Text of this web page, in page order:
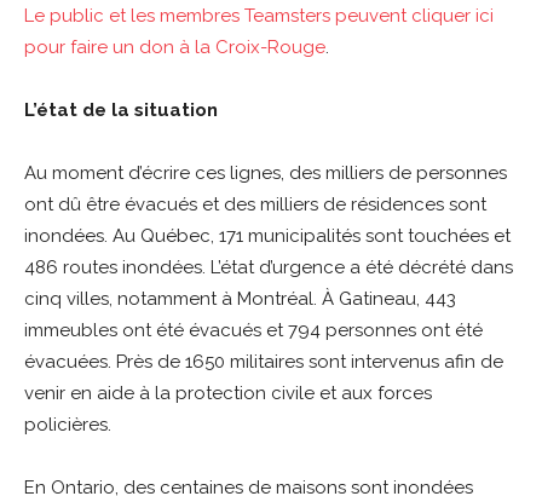
Le public et les membres Teamsters peuvent cliquer ici
pour faire un don à la Croix-Rouge.
L’état de la situation
Au moment d’écrire ces lignes, des milliers de personnes
ont dû être évacués et des milliers de résidences sont
inondées. Au Québec, 171 municipalités sont touchées et
486 routes inondées. L’état d’urgence a été décrété dans
cinq villes, notamment à Montréal. À Gatineau, 443
immeubles ont été évacués et 794 personnes ont été
évacuées. Près de 1650 militaires sont intervenus afin de
venir en aide à la protection civile et aux forces
policières.
En Ontario, des centaines de maisons sont inondées